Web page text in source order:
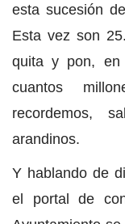
esta sucesión
Esta vez son
quita y pon, en
cuantos
recordemos,
arandinos.
Y hablando de
el portal de